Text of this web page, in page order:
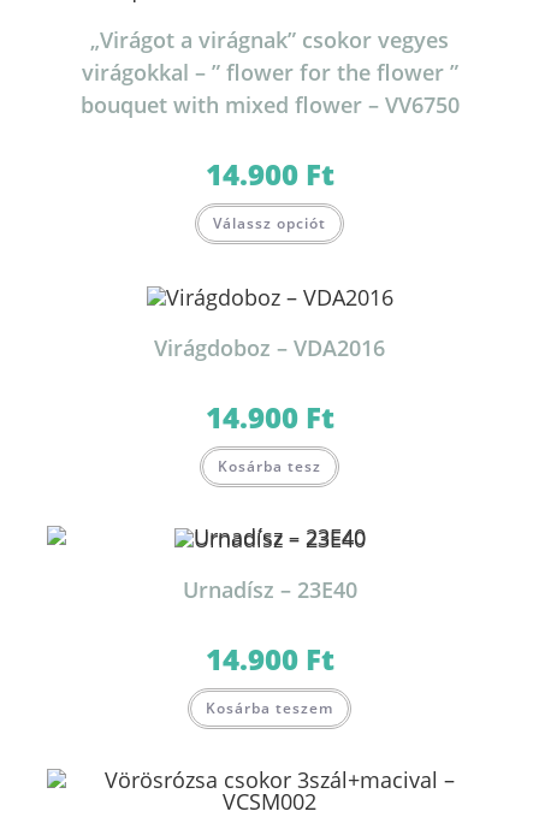
„Virágot a virágnak” csokor vegyes
virágokkal – ” flower for the flower ”
bouquet with mixed flower – VV6750
14.900 Ft
Válassz opciót
Virágdoboz – VDA2016
14.900 Ft
Kosárba tesz
Urnadísz – 23E40
14.900 Ft
Kosárba teszem